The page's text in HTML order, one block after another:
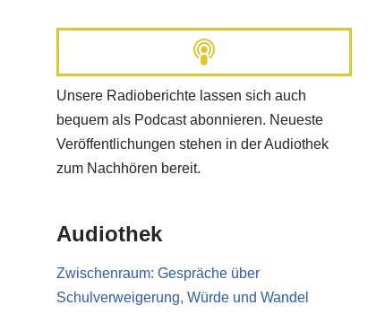
Unsere Radioberichte lassen sich auch
bequem als Podcast abonnieren. Neueste
Veröffentlichungen stehen in der Audiothek
zum Nachhören bereit.
Audiothek
Zwischenraum: Gespräche über
Schulverweigerung, Würde und Wandel